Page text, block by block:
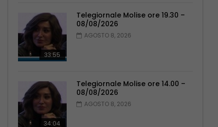
33:55
Telegiornale Molise ore 19.30 –
08/08/2026
AGOSTO 8, 2026
34:04
Telegiornale Molise ore 14.00 –
08/08/2026
AGOSTO 8, 2026